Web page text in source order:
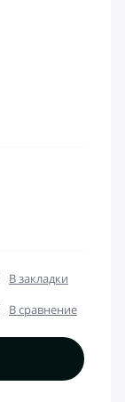
В закладки
В сравнение